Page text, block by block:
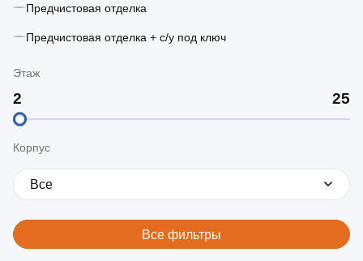
Предчистовая отделка
Предчистовая отделка + с/у под ключ
Этаж
Корпус
Все
Все фильтры